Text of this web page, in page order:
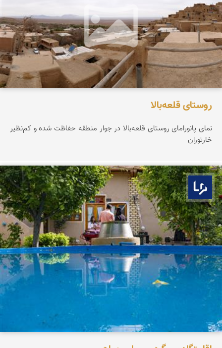
روستای قلعه‌بالا
نمای پانورامای روستای قلعه‌بالا در جوار منطقه حفاظت شده و کم‌نظیر
خارتوران
بوم ما